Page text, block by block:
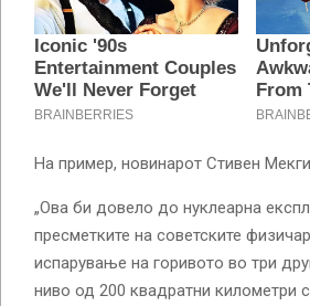
На пример, новинарот Стивен
„Ова би довело до нуклеарна
пресметките на советските
испарување на горивото во три
ниво од 200 квадратни километри